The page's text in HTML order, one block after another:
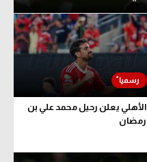
الأهلي يعلن رحيل محمد علي بن
رمضان